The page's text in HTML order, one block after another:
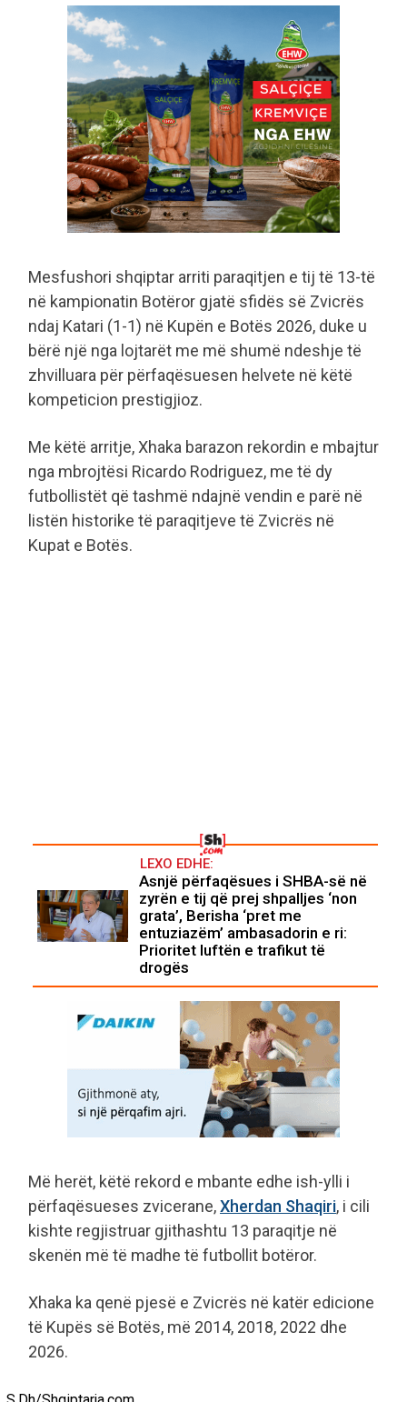
Mesfushori shqiptar arriti paraqitjen e tij të 13-të
në kampionatin Botëror gjatë sfidës së Zvicrës
ndaj Katari (1-1) në Kupën e Botës 2026, duke u
bërë një nga lojtarët me më shumë ndeshje të
zhvilluara për përfaqësuesen helvete në këtë
kompeticion prestigjioz.
Me këtë arritje, Xhaka barazon rekordin e mbajtur
nga mbrojtësi Ricardo Rodriguez, me të dy
futbollistët që tashmë ndajnë vendin e parë në
listën historike të paraqitjeve të Zvicrës në
Kupat e Botës.
LEXO EDHE:
Asnjë përfaqësues i SHBA-së në
zyrën e tij që prej shpalljes ‘non
grata’, Berisha ‘pret me
entuziazëm’ ambasadorin e ri:
Prioritet luftën e trafikut të
drogës
Më herët, këtë rekord e mbante edhe ish-ylli i
përfaqësueses zvicerane,Xherdan Shaqiri, i cili
kishte regjistruar gjithashtu 13 paraqitje në
skenën më të madhe të futbollit botëror.
Xhaka ka qenë pjesë e Zvicrës në katër edicione
të Kupës së Botës, më 2014, 2018, 2022 dhe
2026.